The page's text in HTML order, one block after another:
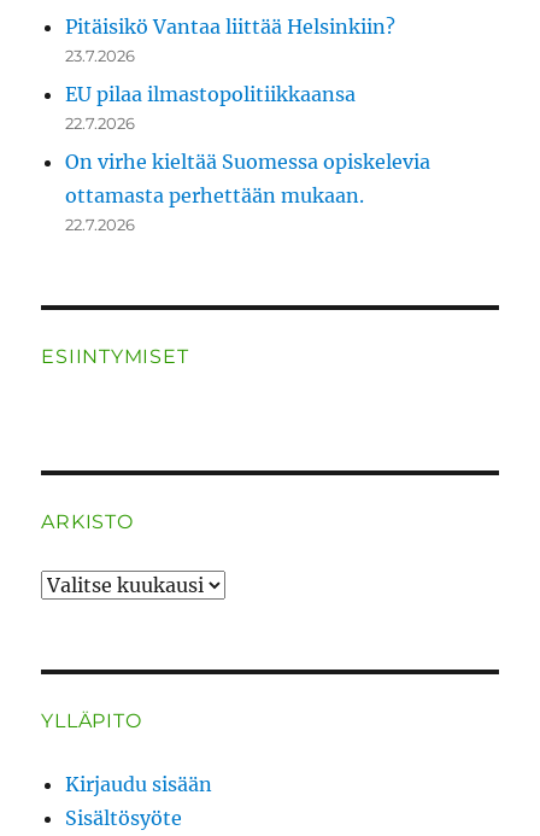
Pitäisikö Vantaa liittää Helsinkiin?
23.7.2026
EU pilaa ilmastopolitiikkaansa
22.7.2026
On virhe kieltää Suomessa opiskelevia
ottamasta perhettään mukaan.
22.7.2026
ESIINTYMISET
ARKISTO
ARKISTO
YLLÄPITO
Kirjaudu sisään
Sisältösyöte